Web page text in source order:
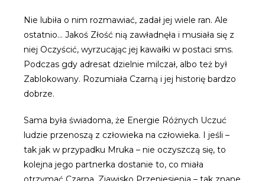
Nie lubiła o nim rozmawiać, zadał jej wiele ran. Ale
ostatnio… Jakoś Złość nią zawładnęła i musiała się z
niej Oczyścić, wyrzucając jej kawałki w postaci sms.
Podczas gdy adresat dzielnie milczał, albo też był
Zablokowany. Rozumiała Czarną i jej historię bardzo
dobrze.
Sama była świadoma, że Energie Różnych Uczuć
ludzie przenoszą z człowieka na człowieka. I jeśli –
tak jak w przypadku Mruka – nie oczyszczą się, to
kolejna jego partnerka dostanie to, co miała